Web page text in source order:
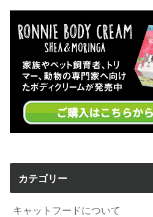
カテゴリー
キャットフードについて